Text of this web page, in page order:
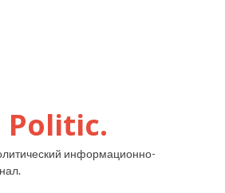
Politic.
информационно-